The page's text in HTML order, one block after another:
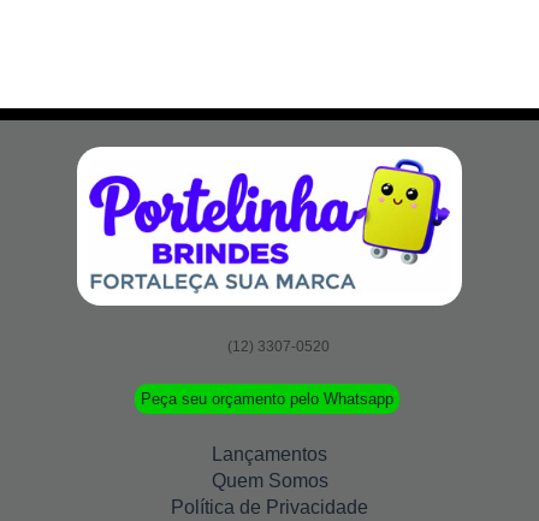
(12) 3307-0520
Peça seu orçamento pelo Whatsapp
Lançamentos
Quem Somos
Política de Privacidade